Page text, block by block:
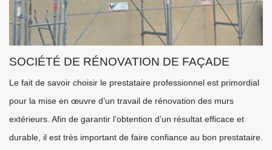
SOCIÉTÉ DE RÉNOVATION DE FAÇADE
Le fait de savoir choisir le prestataire professionnel est primordial
pour la mise en œuvre d’un travail de rénovation des murs
extérieurs. Afin de garantir l’obtention d’un résultat efficace et
durable, il est très important de faire confiance au bon prestataire.